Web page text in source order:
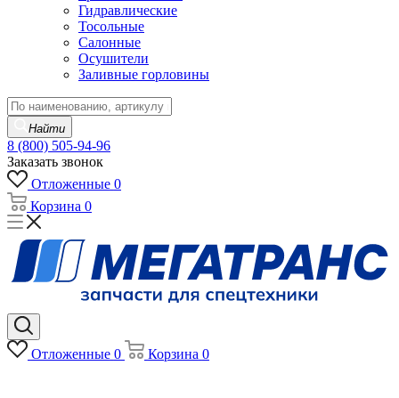
Гидравлические
Тосольные
Салонные
Осушители
Заливные горловины
Найти
8 (800) 505-94-96
Заказать звонок
Отложенные 0
Корзина 0
Отложенные 0 Корзина 0